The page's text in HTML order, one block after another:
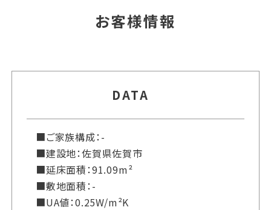
お客様情報
DATA
■ご家族構成：-
■建設地：佐賀県佐賀市
■延床面積：91.09m²
■敷地面積：-
■UA値：0.25W/m²K